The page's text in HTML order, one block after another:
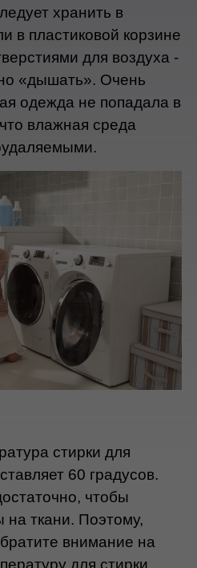
хранить в
в пластиковой корзине
для воздуха -
«дышать». Очень
одежда не попадала в
влажная среда
стирки для
60 градусов.
чтобы
на ткани. Поэтому,
внимание на
для стирки.